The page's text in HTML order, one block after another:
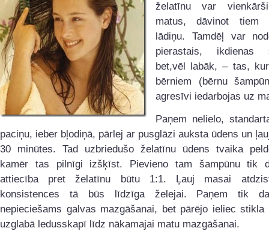
želatīnu var
matus, dāvinot tiem
lādiņu. Tamdēļ var
pierastais, ikdienas
bet,vēl labāk, – tas,
bērniem (bērnu
agresīvi iedarbojas uz
Paņem nelielo,
paciņu, ieber bļodiņā, pārlej ar pusglāzi auksta ūdens un
30 minūtes. Tad uzbriedušo želatīnu ūdens tvaika
kamēr tas pilnīgi izšķīst. Pievieno tam šampūnu tik
attiecība pret želatīnu būtu 1:1. Ļauj masai
konsistences tā būs līdzīga želejai. Paņem tik
nepieciešams galvas mazgāšanai, bet pārējo ieliec stikla
uzglabā ledusskapī līdz nākamajai matu mazgāšanai.